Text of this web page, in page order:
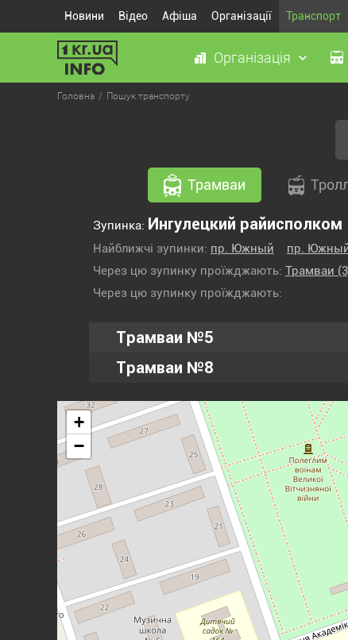
Новини Відео Афіша Організації Транспорт
Організація
Головна Пошук транспорту
Трамваи
Зупинка: Ингулецкий райисполком
Найближчі зупинки: пр. Южный пр.
Через цю зупинку проїжджають: Трамваи
Через цю зупинку проїжджають:
Трамваи №5
Трамваи №8
+
−